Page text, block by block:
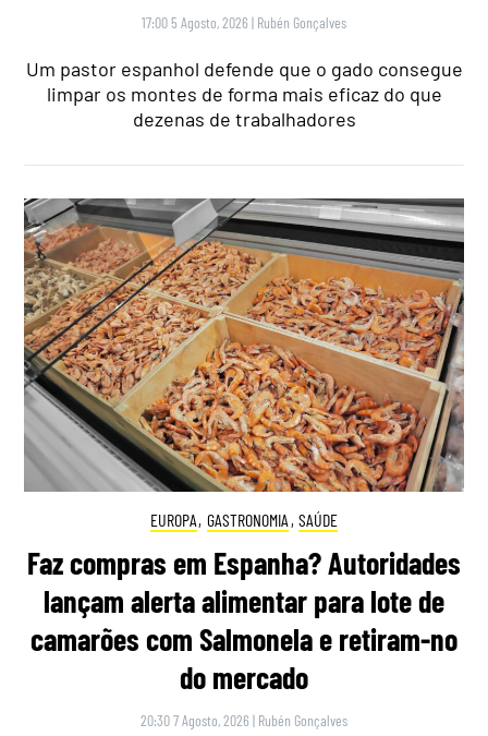
17:00 5 Agosto, 2026 | Rubén Gonçalves
Um pastor espanhol defende que o gado consegue
limpar os montes de forma mais eficaz do que
dezenas de trabalhadores
EUROPA, GASTRONOMIA , SAÚDE
Faz compras em Espanha? Autoridades
lançam alerta alimentar para lote de
camarões com Salmonela e retiram-no
do mercado
20:30 7 Agosto, 2026 | Rubén Gonçalves